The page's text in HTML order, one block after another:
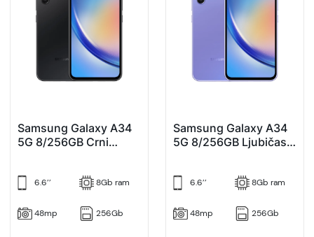
Samsung Galaxy A34
5G 8/256GB Crni
6.6’’ 8Gb ram
48mp 256Gb
Samsung Galaxy A34
5G 8/256GB Ljubičasti
6.6’’ 8Gb ram
48mp 256Gb